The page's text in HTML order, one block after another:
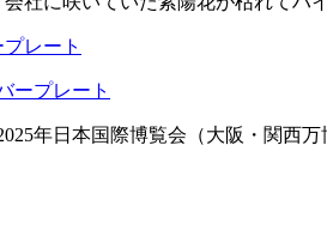
ープレート
年日本国際博覧会（大阪・関西